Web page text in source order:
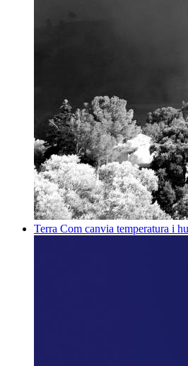
Terra Com canvia temperatura i